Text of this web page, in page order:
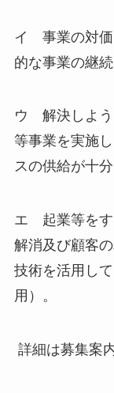
イ 事業の対価
的な事業の継
ウ 解決しよう
等事業を実施
スの供給が十
エ 起業等をす
解消及び顧客
技術を活用し
用）。
詳細は募集案